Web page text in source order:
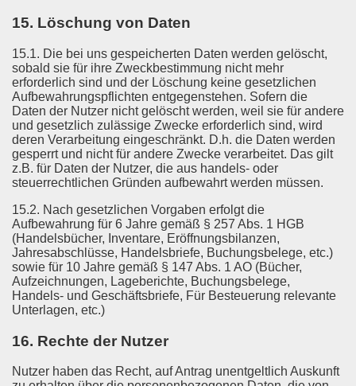
15. Löschung von Daten
15.1. Die bei uns gespeicherten Daten werden gelöscht,
sobald sie für ihre Zweckbestimmung nicht mehr
erforderlich sind und der Löschung keine gesetzlichen
Aufbewahrungspflichten entgegenstehen. Sofern die
Daten der Nutzer nicht gelöscht werden, weil sie für andere
und gesetzlich zulässige Zwecke erforderlich sind, wird
deren Verarbeitung eingeschränkt. D.h. die Daten werden
gesperrt und nicht für andere Zwecke verarbeitet. Das gilt
z.B. für Daten der Nutzer, die aus handels- oder
steuerrechtlichen Gründen aufbewahrt werden müssen.
15.2. Nach gesetzlichen Vorgaben erfolgt die
Aufbewahrung für 6 Jahre gemäß § 257 Abs. 1 HGB
(Handelsbücher, Inventare, Eröffnungsbilanzen,
Jahresabschlüsse, Handelsbriefe, Buchungsbelege, etc.)
sowie für 10 Jahre gemäß § 147 Abs. 1 AO (Bücher,
Aufzeichnungen, Lageberichte, Buchungsbelege,
Handels- und Geschäftsbriefe, Für Besteuerung relevante
Unterlagen, etc.)
16. Rechte der Nutzer
Nutzer haben das Recht, auf Antrag unentgeltlich Auskunft